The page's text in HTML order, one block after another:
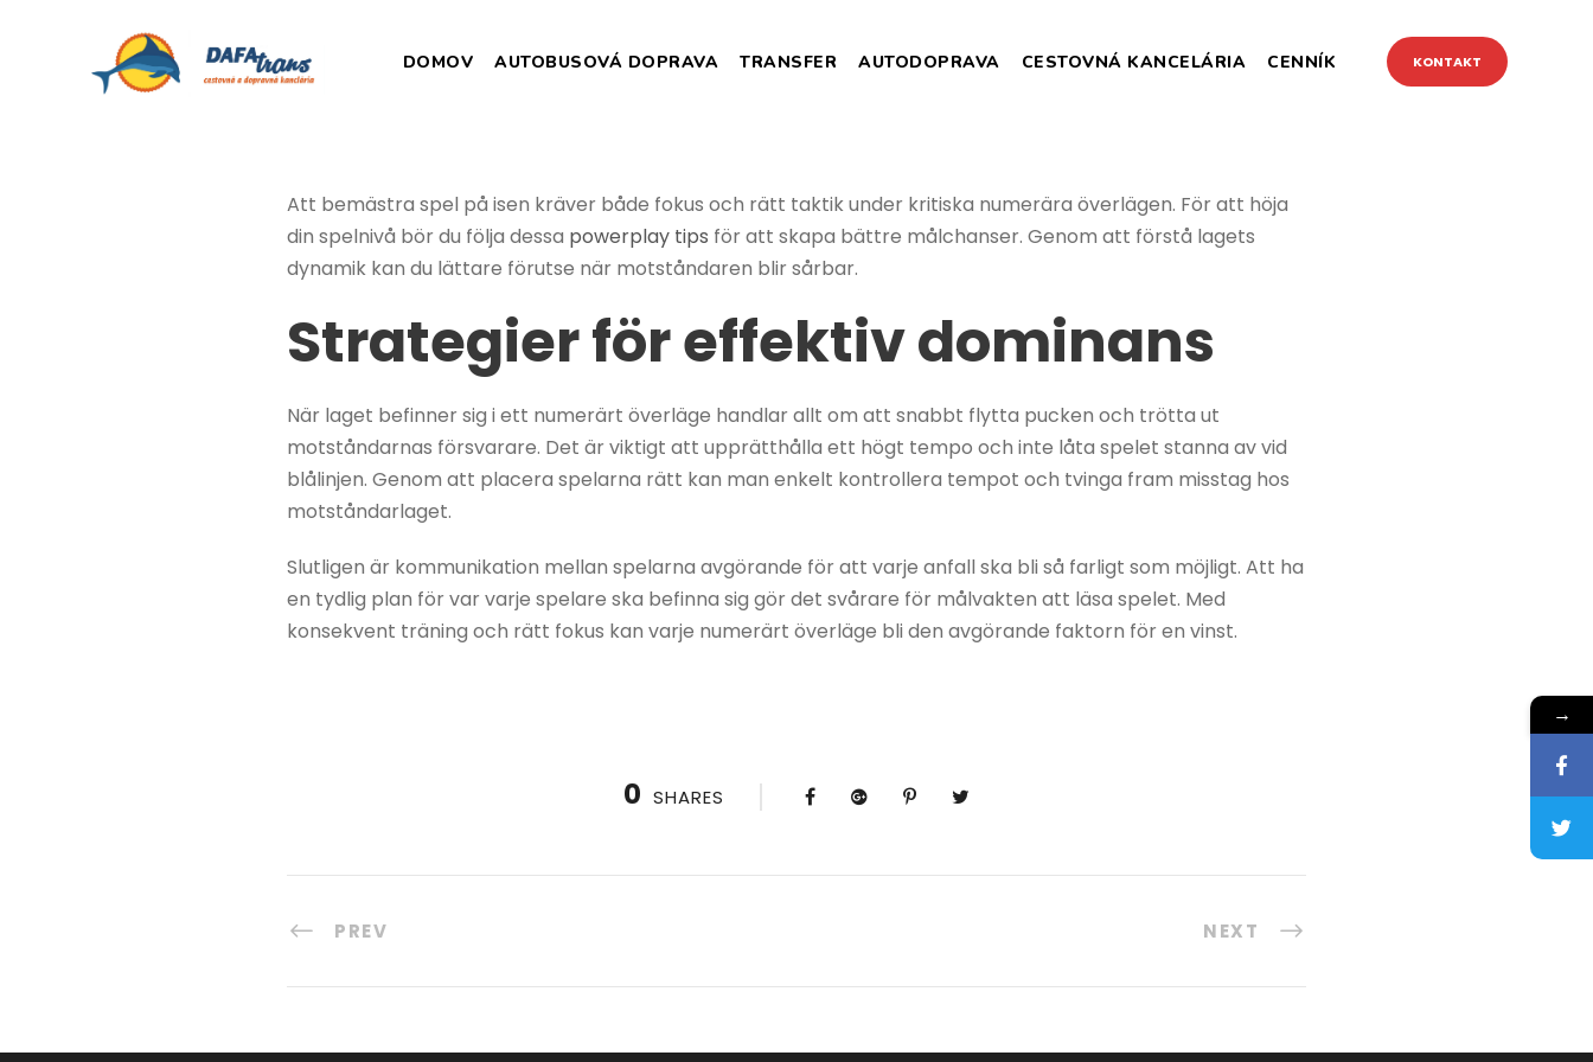
DOMOV AUTOBUSOVÁ DOPRAVA TRANSFER AUTODOPRAVA CESTOVNÁ KANCELÁRIA CENNÍK KONTAKT
Att bemästra spel på isen kräver både fokus och rätt taktik under kritiska numerära överlägen. För att höja
din spelnivå bör du följa dessa powerplay tips för att skapa bättre målchanser. Genom att förstå lagets
dynamik kan du lättare förutse när motståndaren blir sårbar.
Strategier för effektiv dominans
När laget befinner sig i ett numerärt överläge handlar allt om att snabbt flytta pucken och trötta ut
motståndarnas försvarare. Det är viktigt att upprätthålla ett högt tempo och inte låta spelet stanna av vid
blålinjen. Genom att placera spelarna rätt kan man enkelt kontrollera tempot och tvinga fram misstag hos
motståndarlaget.
Slutligen är kommunikation mellan spelarna avgörande för att varje anfall ska bli så farligt som möjligt. Att ha
en tydlig plan för var varje spelare ska befinna sig gör det svårare för målvakten att läsa spelet. Med
konsekvent träning och rätt fokus kan varje numerärt överläge bli den avgörande faktorn för en vinst.
0 SHARES
PREV NEXT
→